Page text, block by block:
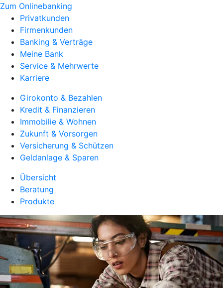
Zum Onlinebanking
Privatkunden
Firmenkunden
Banking & Verträge
Meine Bank
Service & Mehrwerte
Karriere
Girokonto & Bezahlen
Kredit & Finanzieren
Immobilie & Wohnen
Zukunft & Vorsorgen
Versicherung & Schützen
Geldanlage & Sparen
Übersicht
Beratung
Produkte